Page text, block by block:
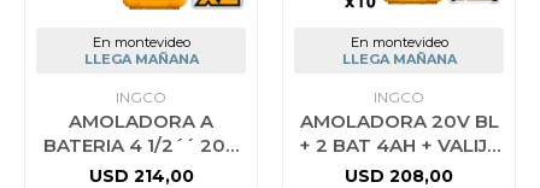
En montevideo
LLEGA MAÑANA
INGCO
AMOLADORA A
BATERIA 4 1/2´´ 20V
P20S C 2 X 5AH BAT
USD 214,00
En montevideo
LLEGA MAÑANA
INGCO
AMOLADORA 20V BL
+ 2 BAT 4AH + VALIJA
Y DISCOS
USD 208,00